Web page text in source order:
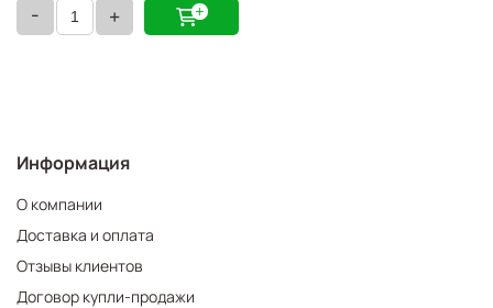
- +
Информация
О компании
Доставка и оплата
Отзывы клиентов
Договор купли-продажи